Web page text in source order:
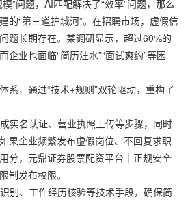
”问题，AI匹配解决了“效率”问题，那么
的“第三道护城河”。在招聘市场，虚假信
题长期存在。某调研显示，超过60%的
企业也面临“简历注水”“面试爽约”等困
系，通过“技术+规则”双轮驱动，重构了
实名认证、营业执照上传等步骤，同时
果企业频繁发布虚假岗位、不回复求职
分， 元鼎证券股票配资平台｜正规安全
制发布权限。
别、工作经历核验等技术手段，确保简